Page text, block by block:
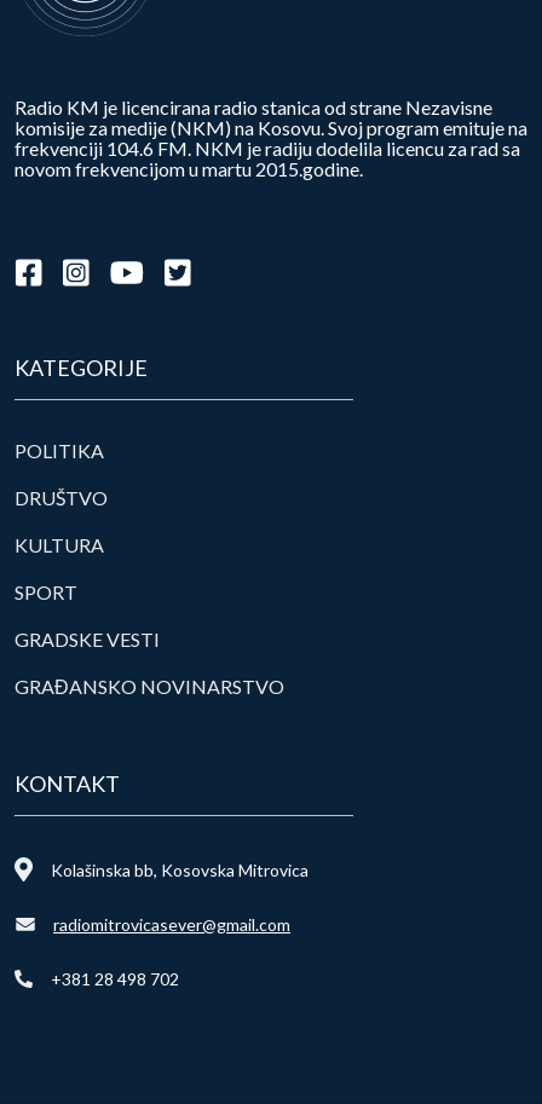
Radio KM je licencirana radio stanica od strane Nezavisne
komisije za medije (NKM) na Kosovu. Svoj program emituje na
frekvenciji 104.6 FM. NKM je radiju dodelila licencu za rad sa
novom frekvencijom u martu 2015.godine.
KATEGORIJE
POLITIKA
DRUŠTVO
KULTURA
SPORT
GRADSKE VESTI
GRAĐANSKO NOVINARSTVO
KONTAKT
Kolašinska bb, Kosovska Mitrovica
radiomitrovicasever@gmail.com
+381 28 498 702